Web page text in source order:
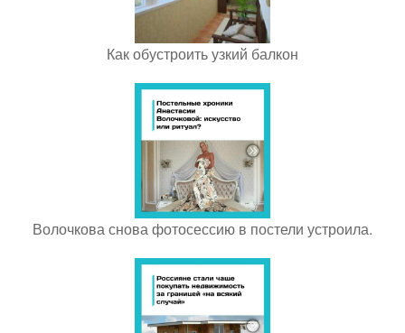
Как обустроить узкий балкон
Волочкова снова фотосессию в постели устроила.